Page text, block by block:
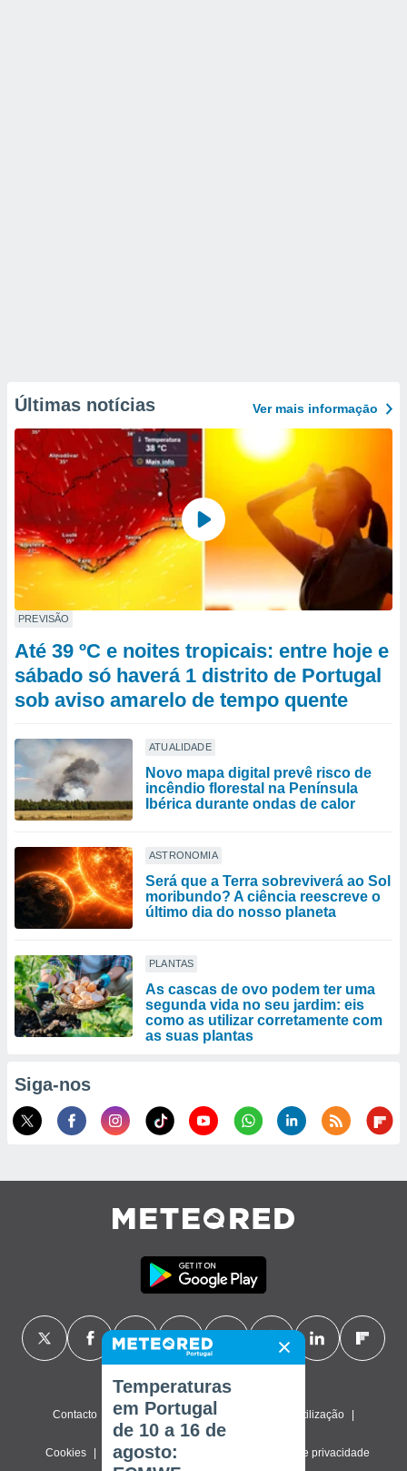
Últimas notícias Ver mais informaçāo
PREVISÃO
Até 39 ºC e noites tropicais: entre hoje e
sábado só haverá 1 distrito de Portugal
sob aviso amarelo de tempo quente
ATUALIDADE
Novo mapa digital prevê risco de
incêndio florestal na Península
Ibérica durante ondas de calor
ASTRONOMIA
Será que a Terra sobreviverá ao Sol
moribundo? A ciência reescreve o
último dia do nosso planeta
PLANTAS
As cascas de ovo podem ter uma
segunda vida no seu jardim: eis
como as utilizar corretamente com
as suas plantas
Siga-nos
Contacto Sobre nós FAQ Termos de utilização
Cookies Política de privacidade Definições de privacidade
Temperaturas
em Portugal
de 10 a 16 de
agosto: